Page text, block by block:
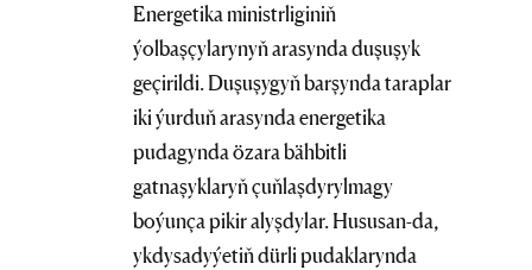
Energetika ministrliginiň
ýolbaşçylarynyň arasynda duşuşyk
geçirildi. Duşuşygyň barşynda taraplar
iki ýurduň arasynda energetika
pudagynda özara bähbitli
gatnaşyklaryň çuňlaşdyrylmagy
boýunça pikir alyşdylar. Hususan-da,
ykdysadyýetiň dürli pudaklarynda